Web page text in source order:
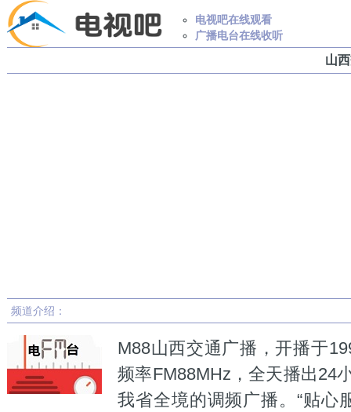
电视吧在线观看
广播电台在线收听
山
频道介绍：
M88山西交通广播，开播于
频率FM88MHz，全天播出24
我省全境的调频广播。“贴心